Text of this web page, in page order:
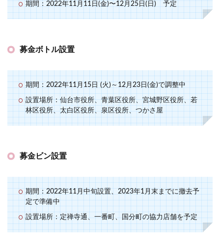
期間：2022年11月11日(金)〜12月25日(日) 予定
募金ボトル設置
期間：2022年11月15日 (火)～12月23日(金)で調整中
設置場所：仙台市役所、青葉区役所、宮城野区役所、若
林区役所、太白区役所、泉区役所、つかさ屋
募金ビン設置
期間：2022年11月中旬設置、2023年1月末までに撤去予
定で準備中
設置場所：定禅寺通、一番町、国分町の協力店舗を予定